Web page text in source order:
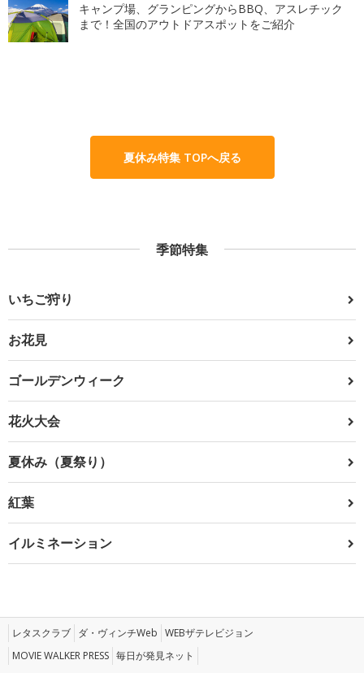
キャンプ場、グランピングからBBQ、アスレチック
まで！全国のアウトドアスポットをご紹介
夏休み特集 TOPへ戻る
季節特集
いちご狩り
お花見
ゴールデンウィーク
花火大会
夏休み（夏祭り）
紅葉
イルミネーション
レタスクラブ ダ・ヴィンチWeb WEBザテレビジョン
MOVIE WALKER PRESS 毎日が発見ネット